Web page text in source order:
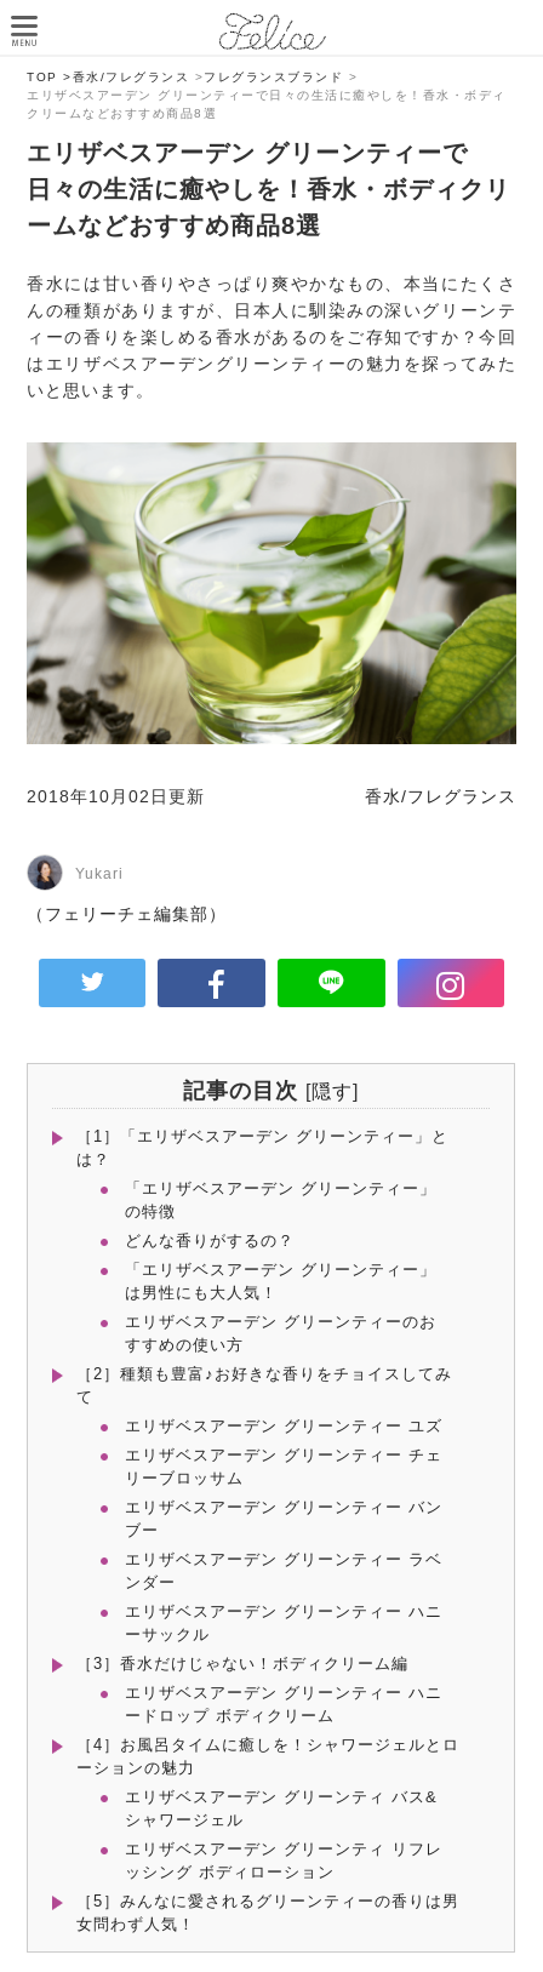
TOP >香水/フレグランス >フレグランスブランド
>
エリザベスアーデン グリーンティーで日々の生活に癒やしを！香水・ボディ
クリームなどおすすめ商品8選
エリザベスアーデン グリーンティーで
日々の生活に癒やしを！香水・ボディクリ
ームなどおすすめ商品8選
香水には甘い香りやさっぱり爽やかなもの、本当にたくさ
んの種類がありますが、日本人に馴染みの深いグリーンテ
ィーの香りを楽しめる香水があるのをご存知ですか？今回
はエリザベスアーデングリーンティーの魅力を探ってみた
いと思います。
2018年10月02日更新 香水/フレグランス
Yukari
（フェリーチェ編集部）
記事の目次 [隠す]
［1］「エリザベスアーデン グリーンティー」と
は？
「エリザベスアーデン グリーンティー」
の特徴
どんな香りがするの？
「エリザベスアーデン グリーンティー」
は男性にも大人気！
エリザベスアーデン グリーンティーのお
すすめの使い方
［2］種類も豊富♪お好きな香りをチョイスしてみ
て
エリザベスアーデン グリーンティー ユズ
エリザベスアーデン グリーンティー チェ
リーブロッサム
エリザベスアーデン グリーンティー バン
ブー
エリザベスアーデン グリーンティー ラベ
ンダー
エリザベスアーデン グリーンティー ハニ
ーサックル
［3］香水だけじゃない！ボディクリーム編
エリザベスアーデン グリーンティー ハニ
ードロップ ボディクリーム
［4］お風呂タイムに癒しを！シャワージェルとロ
ーションの魅力
エリザベスアーデン グリーンティ バス&
シャワージェル
エリザベスアーデン グリーンティ リフレ
ッシング ボディローション
［5］みんなに愛されるグリーンティーの香りは男
女問わず人気！